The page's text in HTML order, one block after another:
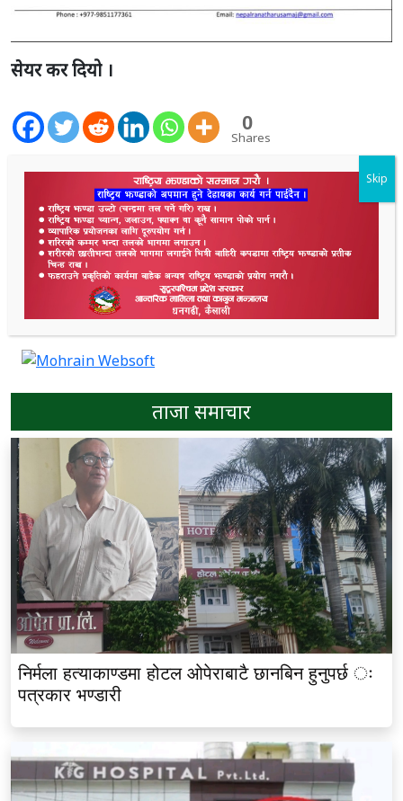
सेयर कर दियो ।
0
Shares
ताजा समाचार
निर्मला हत्याकाण्डमा होटल ओपेराबाटै छानबिन हुनुपर्छ ः
पत्रकार भण्डारी
Skip